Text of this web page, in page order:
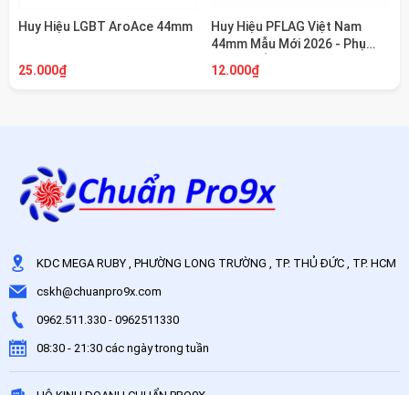
Huy Hiệu LGBT AroAce 44mm
25.000₫
Huy Hiệu PFLAG Việt Nam
44mm Mẫu Mới 2026 - Phụ
Kiện Cài Áo, Balo Cho Cộng
Đồng LGBT
12.000₫
KDC MEGA RUBY , PHƯỜNG LONG TRƯỜNG , TP. THỦ ĐỨC , TP. HCM
cskh@chuanpro9x.com
0962.511.330 - 0962511330
08:30 - 21:30 các ngày trong tuần